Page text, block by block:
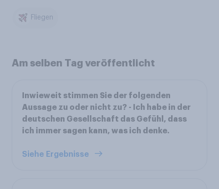
Fliegen
Am selben Tag veröffentlicht
Inwieweit stimmen Sie der folgenden
Aussage zu oder nicht zu? - Ich habe in der
deutschen Gesellschaft das Gefühl, dass
ich immer sagen kann, was ich denke.
Siehe Ergebnisse